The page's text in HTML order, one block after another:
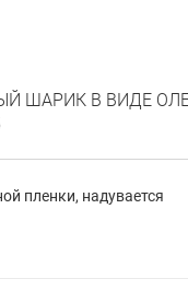
ШАРИК В ВИДЕ
пленки, надувается